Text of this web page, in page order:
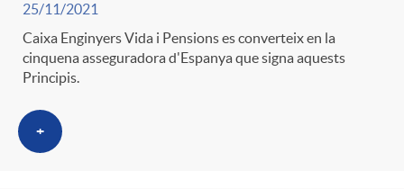
25/11/2021
Caixa Enginyers Vida i Pensions es converteix en la
cinquena asseguradora d'Espanya que signa aquests
Principis.
+